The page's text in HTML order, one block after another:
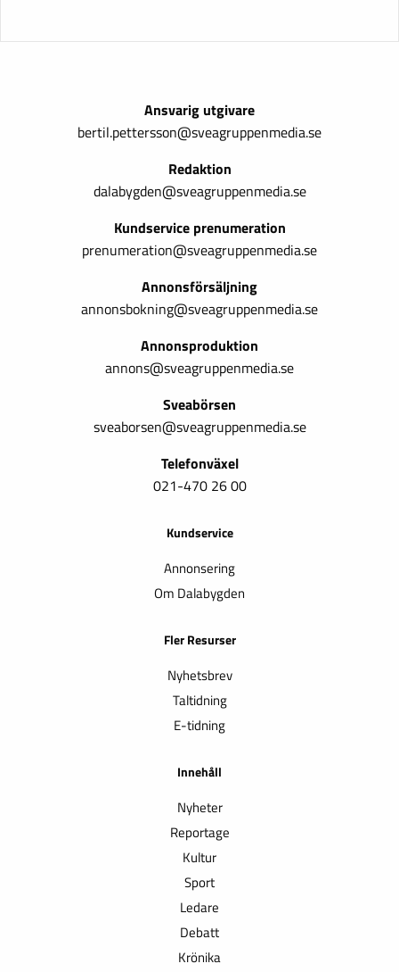
Ansvarig utgivare
bertil.pettersson@sveagruppenmedia.se
Redaktion
dalabygden@sveagruppenmedia.se
Kundservice prenumeration
prenumeration@sveagruppenmedia.se
Annonsförsäljning
annonsbokning@sveagruppenmedia.se
Annonsproduktion
annons@sveagruppenmedia.se
Sveabörsen
sveaborsen@sveagruppenmedia.se
Telefonväxel
021-470 26 00
Kundservice
Annonsering
Om Dalabygden
Fler Resurser
Nyhetsbrev
Taltidning
E-tidning
Innehåll
Nyheter
Reportage
Kultur
Sport
Ledare
Debatt
Krönika